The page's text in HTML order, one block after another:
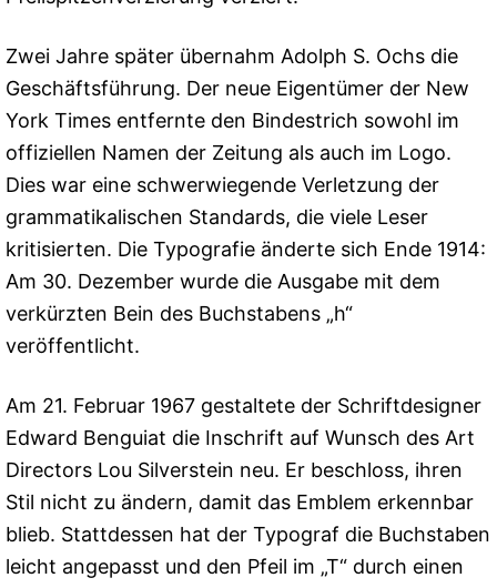
Zwei Jahre später übernahm Adolph S. Ochs die
Geschäftsführung. Der neue Eigentümer der New
York Times entfernte den Bindestrich sowohl im
offiziellen Namen der Zeitung als auch im Logo.
Dies war eine schwerwiegende Verletzung der
grammatikalischen Standards, die viele Leser
kritisierten. Die Typografie änderte sich Ende 1914:
Am 30. Dezember wurde die Ausgabe mit dem
verkürzten Bein des Buchstabens „h“
veröffentlicht.
Am 21. Februar 1967 gestaltete der Schriftdesigner
Edward Benguiat die Inschrift auf Wunsch des Art
Directors Lou Silverstein neu. Er beschloss, ihren
Stil nicht zu ändern, damit das Emblem erkennbar
blieb. Stattdessen hat der Typograf die Buchstaben
leicht angepasst und den Pfeil im „T“ durch einen